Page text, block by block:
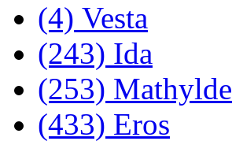
(4) Vesta
(243) Ida
(253) Mathylde
(433) Eros